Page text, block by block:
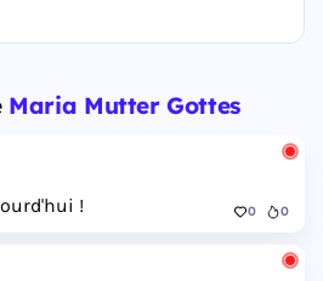
Maria Mutter Gottes
! 0 0